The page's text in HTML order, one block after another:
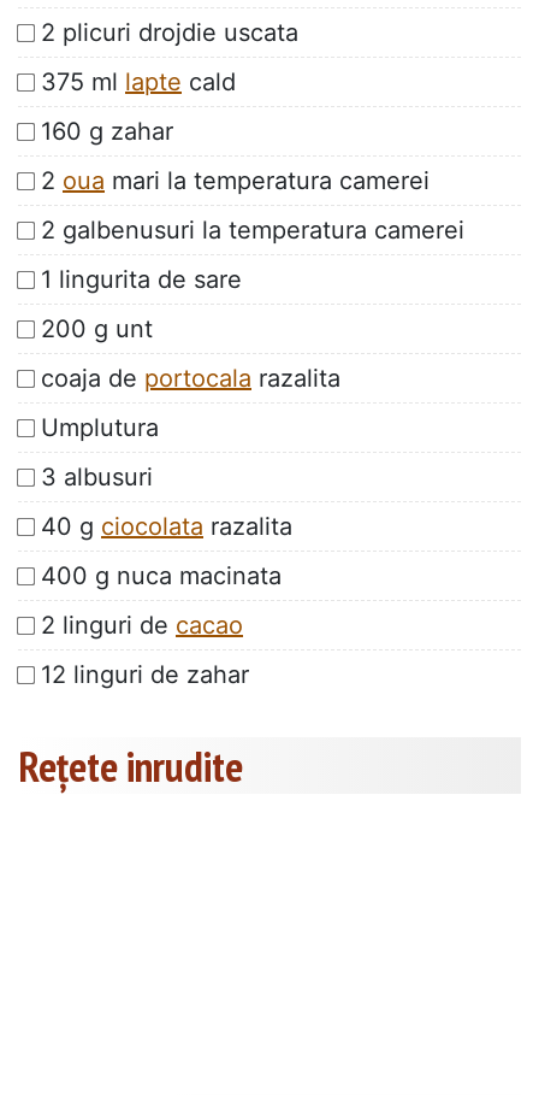
2 plicuri drojdie uscata
375 ml lapte cald
160 g zahar
2 oua mari la temperatura camerei
2 galbenusuri la temperatura camerei
1 lingurita de sare
200 g unt
coaja de portocala razalita
Umplutura
3 albusuri
40 g ciocolata razalita
400 g nuca macinata
2 linguri de cacao
12 linguri de zahar
Rețete inrudite